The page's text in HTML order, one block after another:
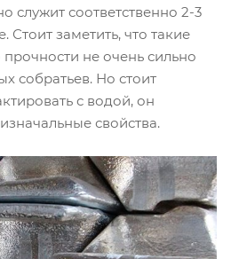
служит соответственно 2-3
заметить, что такие
не очень сильно
собратьев. Но стоит
с водой, он
свойства.